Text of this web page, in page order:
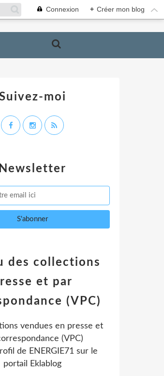
Connexion + Créer mon blog
Newsletter
des collections
et par
(VPC)
vendues en presse et
(VPC)
de ENERGIE71sur le
portail Eklablog
moi